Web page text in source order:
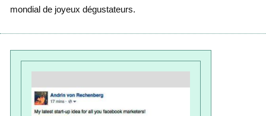
mondial de joyeux dégustateurs.